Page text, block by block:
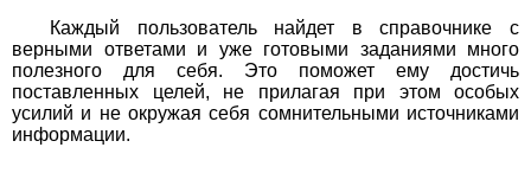
Каждый пользователь найдет в справочнике с
верными ответами и уже готовыми заданиями много
полезного для себя. Это поможет ему достичь
поставленных целей, не прилагая при этом особых
усилий и не окружая себя сомнительными источниками
информации.